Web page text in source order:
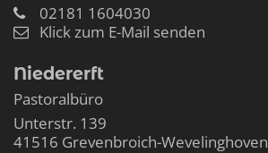
02181 1604030
Klick zum E-Mail senden
Niedererft
Pastoralbüro
Unterstr. 139
41516 Grevenbroich-Wevelinghoven